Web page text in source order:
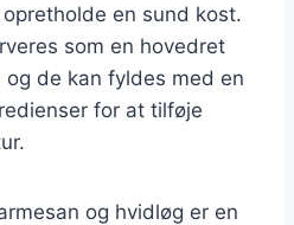
en sund kost.
som en hovedret
de kan fyldes med en
for at tilføje
og hvidløg er en